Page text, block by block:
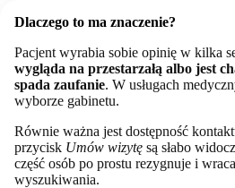
Dlaczego to ma znaczenie?
Pacjent wyrabia sobie opinię w kilka
wygląda na przestarzałą albo jest
spada zaufanie. W usługach
wyborze gabinetu.
Równie ważna jest dostępność
przycisk Umów wizytę są słabo
część osób po prostu rezygnuje i
wyszukiwania.